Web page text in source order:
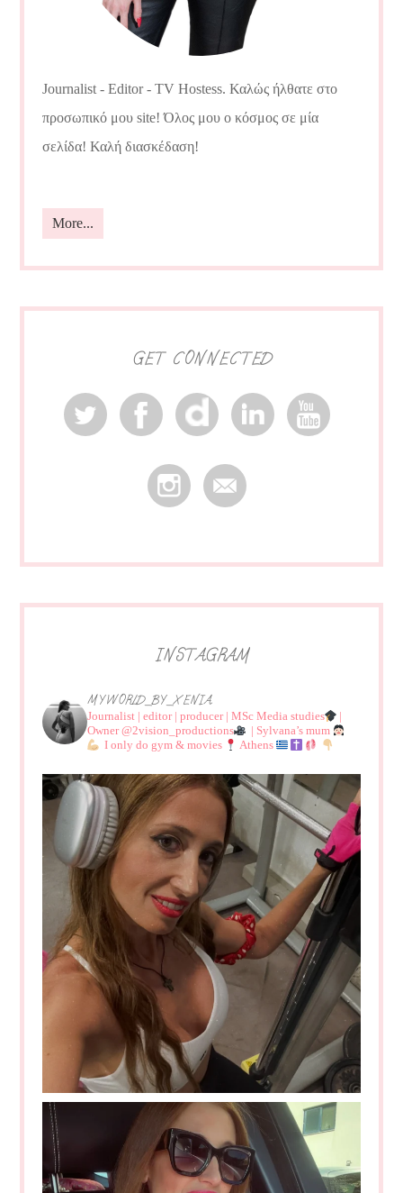
Journalist - Editor - TV Hostess. Καλώς ήλθατε στο
προσωπικό μου site! Όλος μου ο κόσμος σε μία
σελίδα! Καλή διασκέδαση!
More...
GET CONNECTED
INSTAGRAM
MYWORLD_BY_XENIA
Journalist | editor | producer | MSc Media studies
|
Owner @2vision_productions
| Sylvana’s mum
I only do gym & movies
Athens